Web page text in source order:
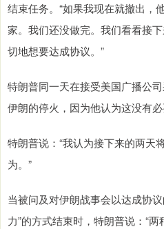
结束任务。“如果我现在就撤出，
家。我们还没做完。我们看看接
切地想要达成协议。”
特朗普同一天在接受美国广播公
伊朗的停火，因为他认为这没有必
特朗普说：“我认为接下来的两天
为。”
当被问及对伊朗战事会以达成协
力”的方式结束时，特朗普说：“